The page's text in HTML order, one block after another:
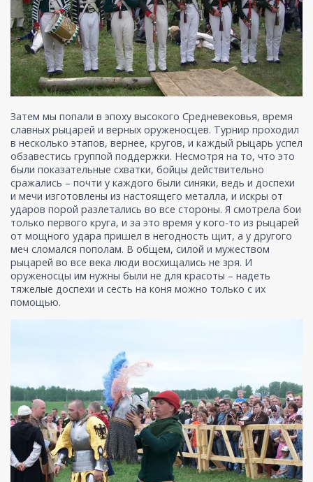
Затем мы попали в эпоху высокого Средневековья, время
славных рыцарей и верных оруженосцев. Турнир проходил
в несколько этапов, вернее, кругов, и каждый рыцарь успел
обзавестись группой поддержки. Несмотря на то, что это
были показательные схватки, бойцы действительно
сражались – почти у каждого были синяки, ведь и доспехи
и мечи изготовлены из настоящего металла, и искры от
ударов порой разлетались во все стороны. Я смотрела бои
только первого круга, и за это время у кого-то из рыцарей
от мощного удара пришел в негодность щит, а у другого
меч сломался пополам. В общем, силой и мужеством
рыцарей во все века люди восхищались не зря. И
оруженосцы им нужны были не для красоты – надеть
тяжелые доспехи и сесть на коня можно только с их
помощью.